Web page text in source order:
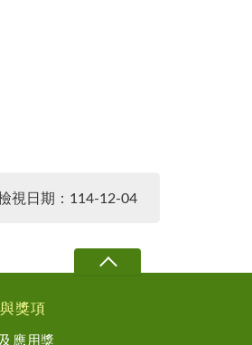
視日期：114-12-04
獎項
應用獎